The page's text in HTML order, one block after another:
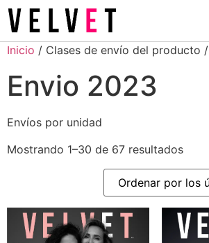
Inicio / Clases de envío del producto
Envio 2023
Envíos por unidad
Mostrando 1–30 de 67 resultados